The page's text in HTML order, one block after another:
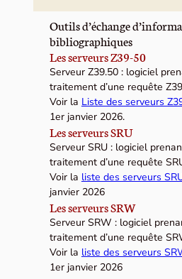
Outils d’échange
bibliographiques
Les serveurs Z39-50
Serveur Z39.50 : logiciel
traitement d’une requête
Voir la Liste des serveurs
1er janvier 2026.
Les serveurs SRU
Serveur SRU : logiciel
traitement d’une requête
Voir la liste des serveurs
janvier 2026
Les serveurs SRW
Serveur SRW : logiciel
traitement d’une requête
Voir la liste des serveurs
1er janvier 2026